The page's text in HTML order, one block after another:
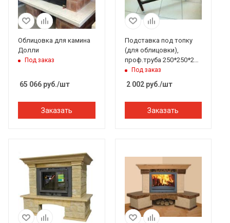
Облицовка для камина
Долли
Под заказ
65 066 руб./шт
Заказать
Подставка под топку
(для облицовки),
проф.труба 250*250*2
ммПод заказ
2 002руб./шт
Заказать